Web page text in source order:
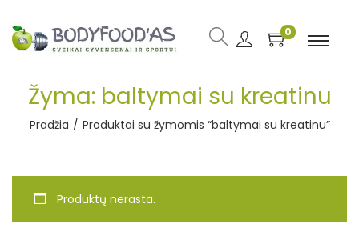
0
Žyma: baltymai su kreatinu
Pradžia / Produktai su žymomis “baltymai su kreatinu”
Produktų nerasta.